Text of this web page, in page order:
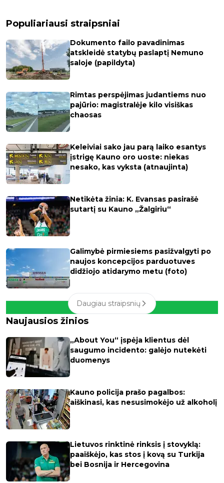
Populiariausi straipsniai
Dokumento failo pavadinimas
atskleidė statybų paslaptį Nemuno
saloje (papildyta)
Rimtas perspėjimas judantiems nuo
pajūrio: magistralėje kilo visiškas
chaosas
Keleiviai sako jau parą laiko esantys
įstrigę Kauno oro uoste: niekas
nesako, kas vyksta (atnaujinta)
Netikėta žinia: K. Evansas pasirašė
sutartį su Kauno „Žalgiriu“
Galimybė pirmiesiems pasižvalgyti po
naujos koncepcijos parduotuves
didžiojo atidarymo metu (foto)
Daugiau straipsnių
Naujausios žinios
„About You“ įspėja klientus dėl
saugumo incidento: galėjo nutekėti
duomenys
Kauno policija prašo pagalbos:
aiškinasi, kas nesusimokėjo už alkoholį
Lietuvos rinktinė rinksis į stovyklą:
paaiškėjo, kas stos į kovą su Turkija
bei Bosnija ir Hercegovina